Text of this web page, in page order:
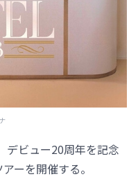
デビュー20周年を記念
ーを開催する。